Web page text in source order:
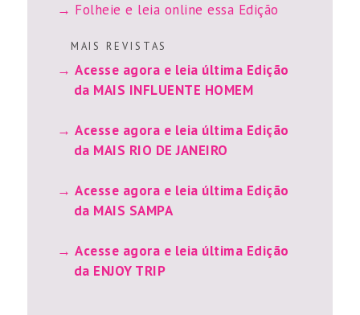
Folheie e leia online essa Edição
M A I S R E V I S T A S
Acesse agora e leia última Edição
da MAIS INFLUENTE HOMEM
Acesse agora e leia última Edição
da MAIS RIO DE JANEIRO
Acesse agora e leia última Edição
da MAIS SAMPA
Acesse agora e leia última Edição
da ENJOY TRIP